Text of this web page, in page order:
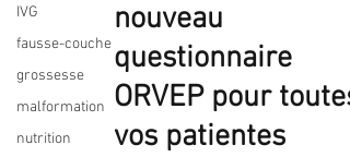
IVG
fausse-couche
grossesse
malformation
nutrition
nouveau
questionnaire
ORVEP pour toutes
vos patientes